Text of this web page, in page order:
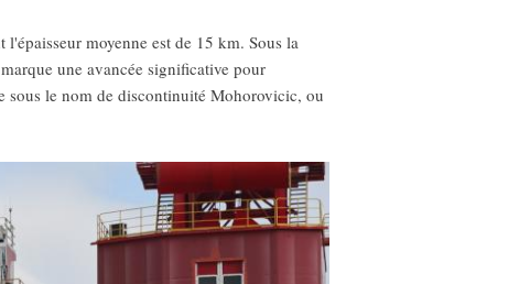
moyenne est de 15 km. Sous la
une avancée significative pour
sous le nom de discontinuité Mohorovicic, ou